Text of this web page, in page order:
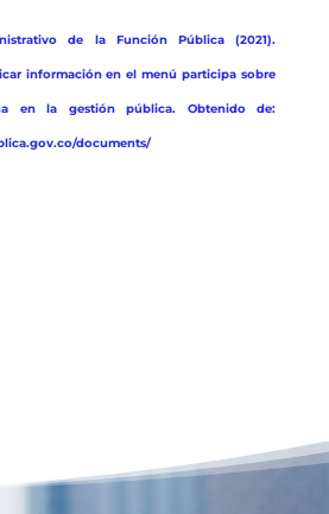
de la Función Pública (2021).
información en el menú participa sobre
en la gestión pública. Obtenido de:
documents/